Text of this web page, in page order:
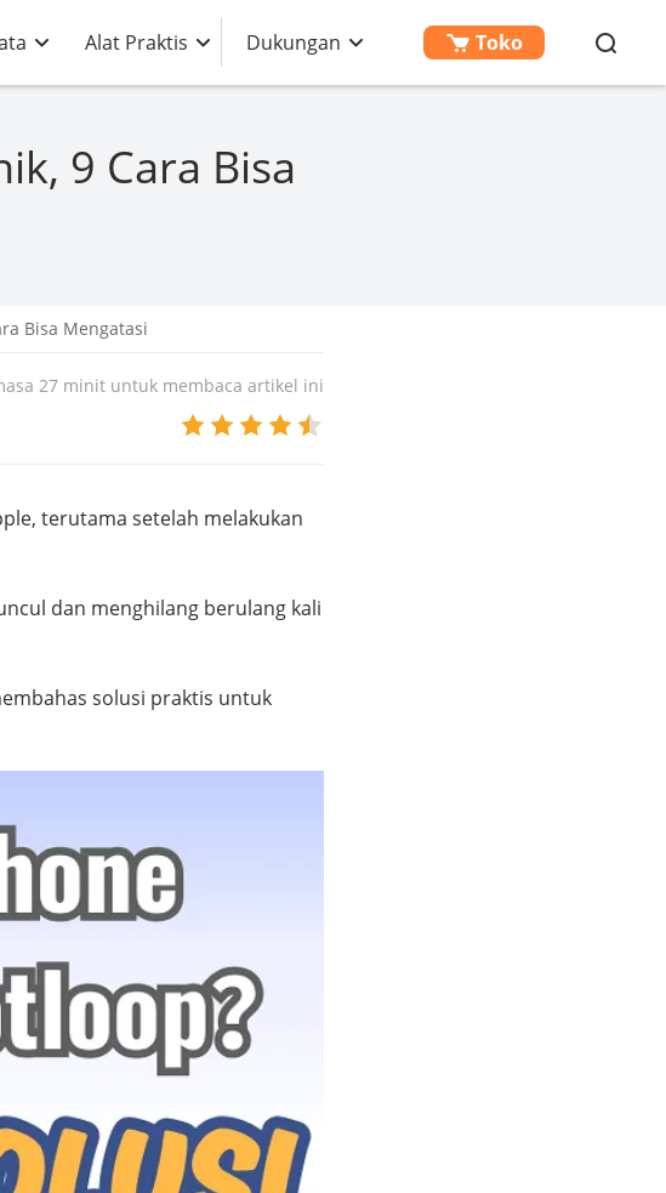
Alat Praktis Dukungan Toko
9 Cara Bisa
Bisa Mengatasi
27 minit untuk membaca artikel ini
terutama setelah melakukan
dan menghilang berulang kali
solusi praktis untuk